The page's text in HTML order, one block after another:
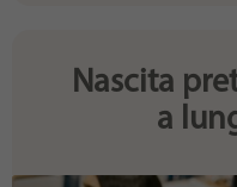
Nascita
a